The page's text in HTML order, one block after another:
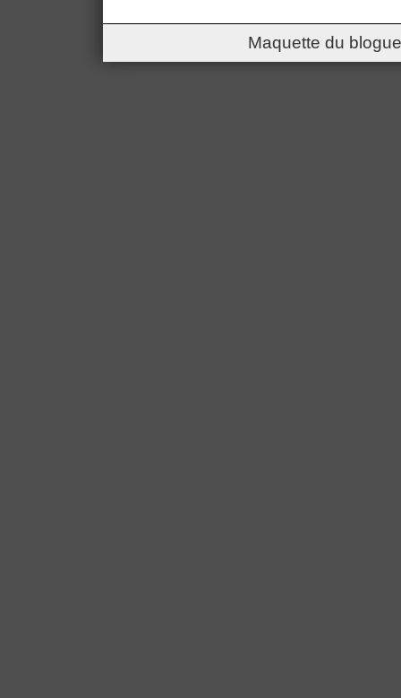
Maquette du